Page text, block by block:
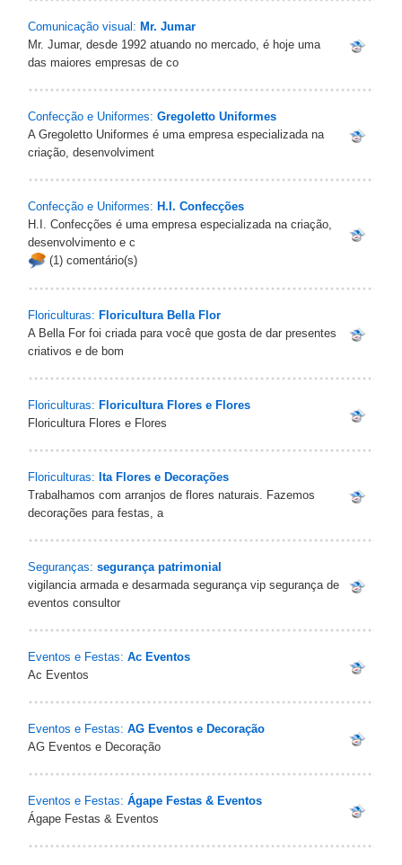
Comunicação visual: Mr. Jumar
Mr. Jumar, desde 1992 atuando no mercado, é hoje uma
das maiores empresas de co
Confecção e Uniformes: Gregoletto Uniformes
A Gregoletto Uniformes é uma empresa especializada na
criação, desenvolviment
Confecção e Uniformes: H.I. Confecções
H.I. Confecções é uma empresa especializada na criação,
desenvolvimento e c
(1) comentário(s)
Floriculturas: Floricultura Bella Flor
A Bella For foi criada para você que gosta de dar presentes
criativos e de bom
Floriculturas: Floricultura Flores e Flores
Floricultura Flores e Flores
Floriculturas: Ita Flores e Decorações
Trabalhamos com arranjos de flores naturais. Fazemos
decorações para festas, a
Seguranças: segurança patrimonial
vigilancia armada e desarmada segurança vip segurança de
eventos consultor
Eventos e Festas: Ac Eventos
Ac Eventos
Eventos e Festas: AG Eventos e Decoração
AG Eventos e Decoração
Eventos e Festas: Ágape Festas & Eventos
Ágape Festas & Eventos